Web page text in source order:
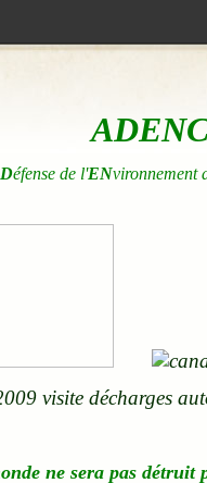
Défense de l'ENvironnement
ne sera pas détruit